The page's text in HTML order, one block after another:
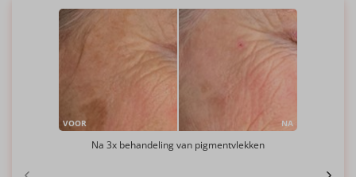
VOOR NA
Na 3x behandeling van pigmentvlekken